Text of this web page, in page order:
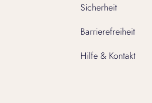
Sicherheit
Barrierefreiheit
Hilfe & Kontakt